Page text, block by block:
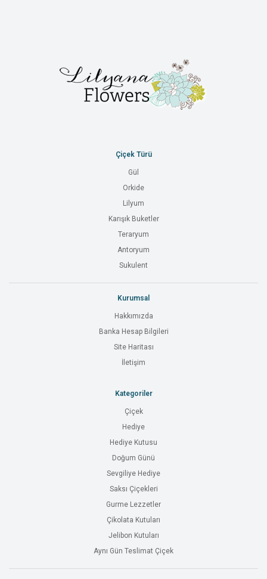
Çiçek Türü
Gül
Orkide
Lilyum
Karışık Buketler
Teraryum
Antoryum
Sukulent
Kurumsal
Hakkımızda
Banka Hesap Bilgileri
Site Haritası
İletişim
Kategoriler
Çiçek
Hediye
Hediye Kutusu
Doğum Günü
Sevgiliye Hediye
Saksı Çiçekleri
Gurme Lezzetler
Çikolata Kutuları
Jelibon Kutuları
Aynı Gün Teslimat Çiçek